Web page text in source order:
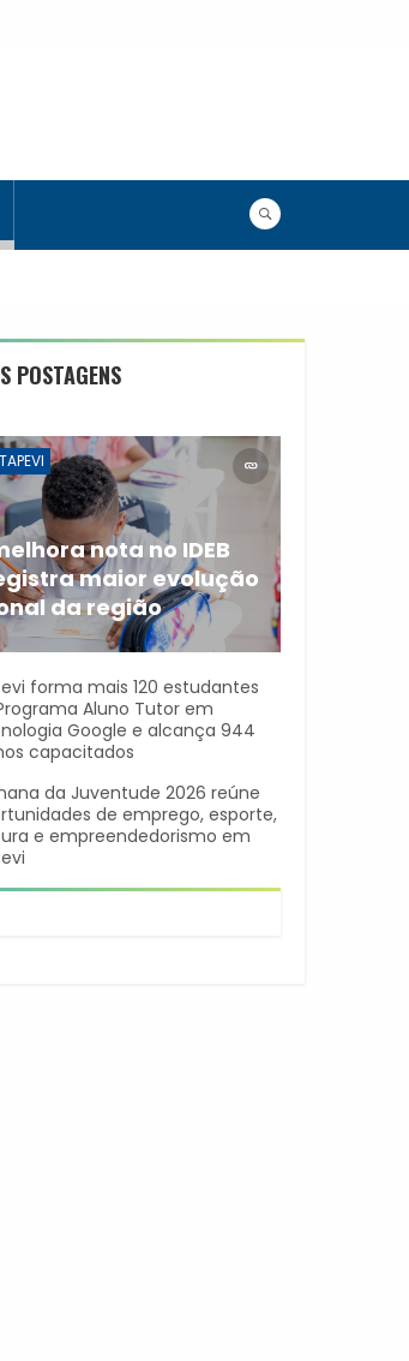
POSTAGENS
nota no IDEB
maior evolução
da região
de ensino
forma mais 120 estudantes
Aluno Tutor em
Google e alcança 944
capacitados
da Juventude 2026 reúne
de emprego, esporte,
e empreendedorismo em